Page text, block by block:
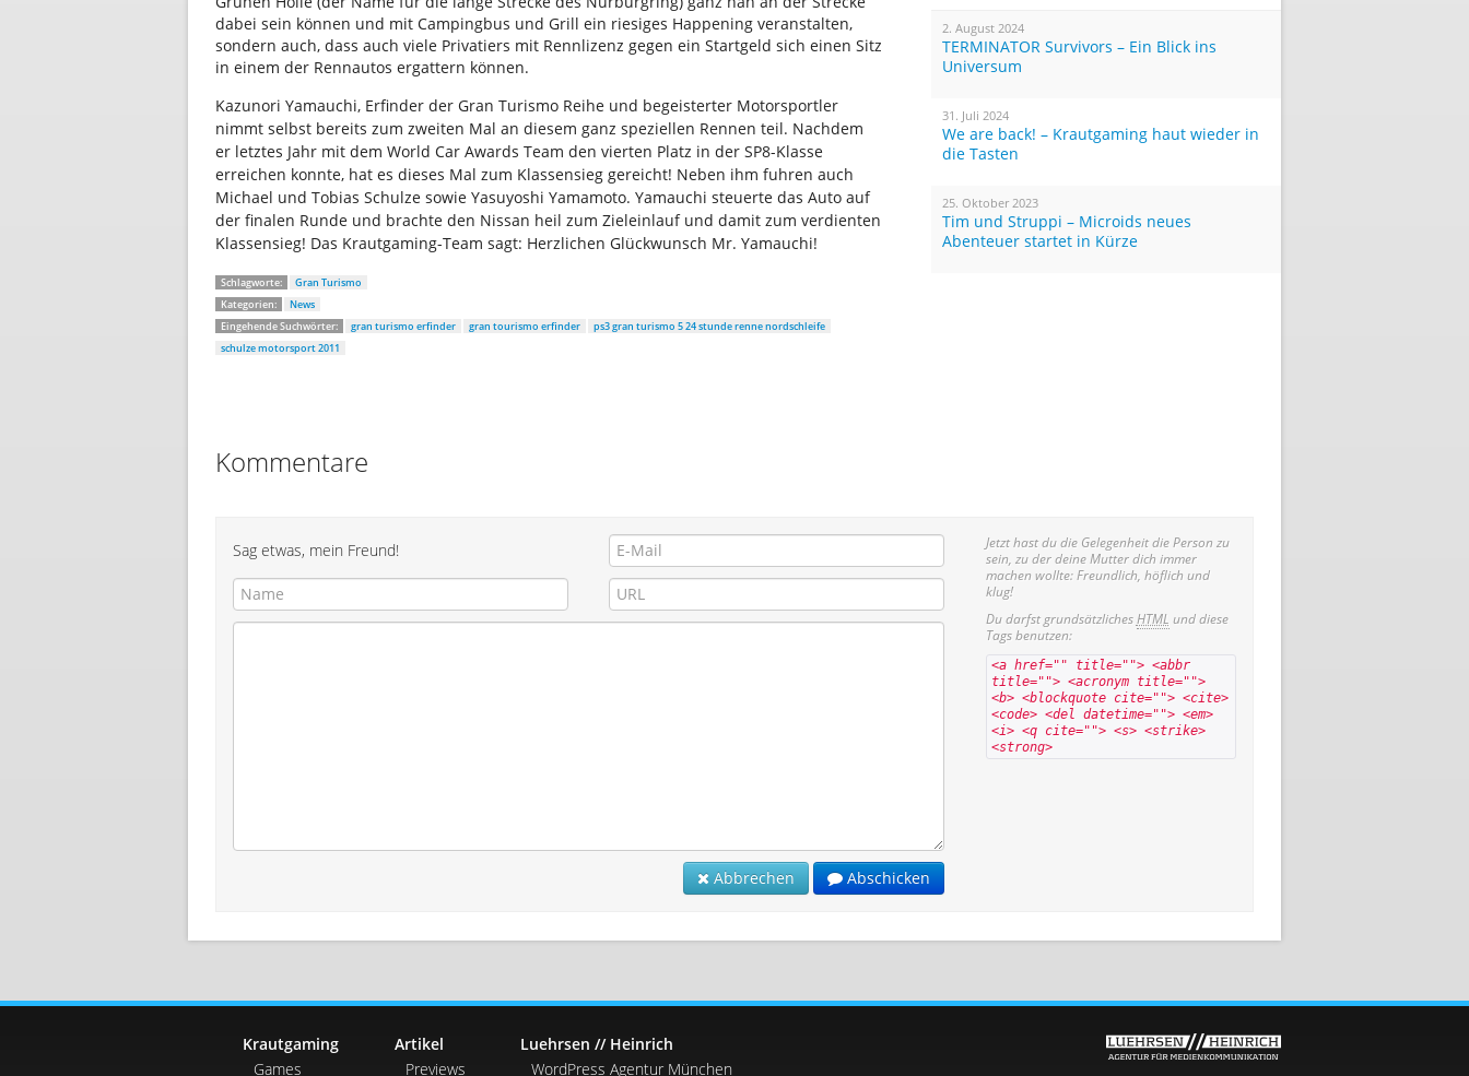
dabei sein können und mit Campingbus und Grill ein riesiges Happening veranstalten,
sondern auch, dass auch viele Privatiers mit Rennlizenz gegen ein Startgeld sich einen Sitz
in einem der Rennautos ergattern können.
Kazunori Yamauchi, Erfinder der Gran Turismo Reihe und begeisterter Motorsportler
nimmt selbst bereits zum zweiten Mal an diesem ganz speziellen Rennen teil. Nachdem
er letztes Jahr mit dem World Car Awards Team den vierten Platz in der SP8-Klasse
erreichen konnte, hat es dieses Mal zum Klassensieg gereicht! Neben ihm fuhren auch
Michael und Tobias Schulze sowie Yasuyoshi Yamamoto. Yamauchi steuerte das Auto auf
der finalen Runde und brachte den Nissan heil zum Zieleinlauf und damit zum verdienten
Klassensieg! Das Krautgaming-Team sagt: Herzlichen Glückwunsch Mr. Yamauchi!
Schlagworte:
Gran Turismo
Kategorien:
News
Eingehende Suchwörter:
gran turismo erfinder gran tourismo erfinder
ps3 gran turismo 5 24 stunde renne nordschleife
schulze motorsport 2011
2. August 2024
TERMINATOR Survivors – Ein Blick ins
Universum
31. Juli 2024
We are back! – Krautgaming haut wieder in
die Tasten
25. Oktober 2023
Tim und Struppi – Microids neues
Abenteuer startet in Kürze
Kommentare
Sag etwas, mein Freund!
Abbrechen Abschicken
Jetzt hast du die Gelegenheit die Person zu
sein, zu der deine Mutter dich immer
machen wollte: Freundlich, höflich und
klug!
Du darfst grundsätzlichesHTML und diese
Tags benutzen:
<a href="" title=""> <abbr
title=""> <acronym title="">
<b> <blockquote cite=""> <cite>
<code> <del datetime=""> <em>
<i> <q cite=""> <s> <strike>
<strong>
Krautgaming
Games
Artikel
Previews
Luehrsen // Heinrich
WordPress Agentur München